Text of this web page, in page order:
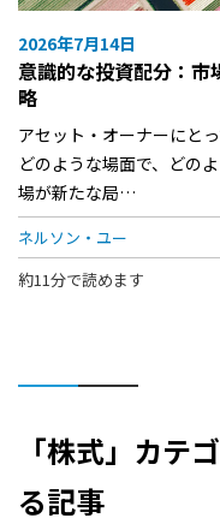
2026年7月14日
意識的な投資配分：市
略
アセット・オーナーにと
どのような場面で、どの
場が新たな局…
ネルソン・ユー
約11分で読めます
「株式」カテ
る記事